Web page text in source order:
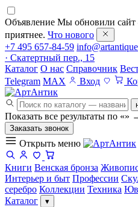
Объявление Мы обновили сайт
приятнее. Что нового
+7 495 657-84-59
· Скатертный пер., 15
Каталог О нас Справочник
Telegram MAX Вход
Показать все результаты по «»
Заказать звонок
Открыть меню
Книги Венская бронза
Интерьер и быт Профессии
серебро Коллекции Техника
Каталог
▾